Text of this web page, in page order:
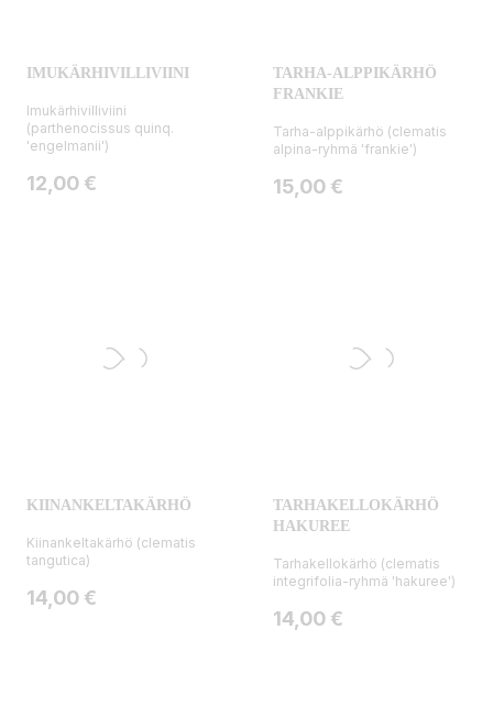
IMUKÄRHIVILLIVIINI
Imukärhivilliviini
(parthenocissus quinq.
'engelmanii')
Hinta
12,00 €
TARHA-ALPPIKÄRHÖ
FRANKIE
Tarha-alppikärhö (clematis
alpina-ryhmä 'frankie')
Hinta
15,00 €
KIINANKELTAKÄRHÖ
Kiinankeltakärhö (clematis
tangutica)
Hinta
14,00 €
TARHAKELLOKÄRHÖ
HAKUREE
Tarhakellokärhö (clematis
integrifolia-ryhmä 'hakuree')
Hinta
14,00 €